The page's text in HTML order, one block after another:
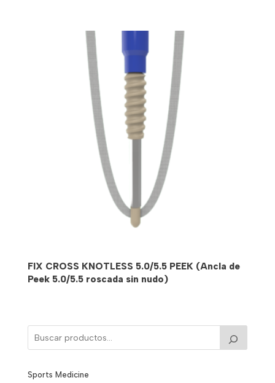
FIX CROSS KNOTLESS 5.0/5.5 PEEK (Ancla de
Peek 5.0/5.5 roscada sin nudo)
Sports Medicine